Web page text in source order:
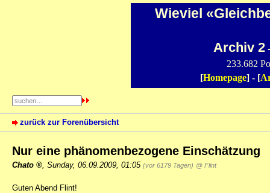
Wieviel
Archiv 2
233.682
[Homepage] - [
zurück zur Forenübersicht
Nur eine phänomenbezogene Einschätzung
Chato Sunday, 06.09.2009, 01:05 (vor 6179 Tagen) @ Flint
Guten Abend Flint!